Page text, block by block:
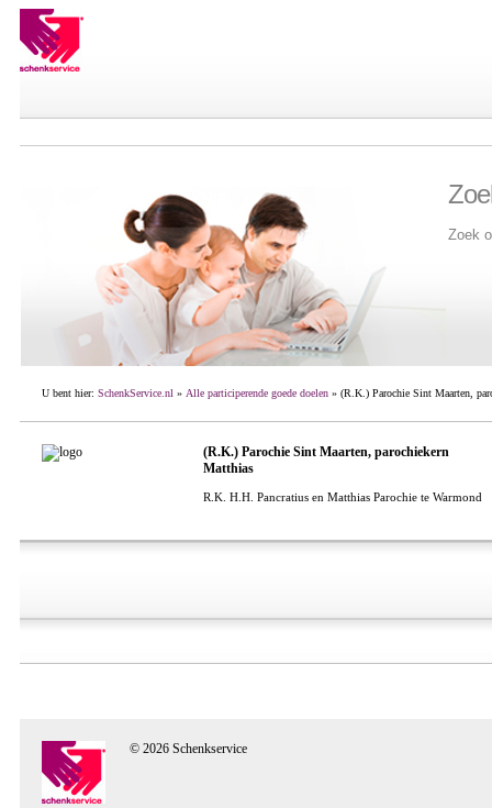
Zoek
U bent hier: SchenkService.nl » Alle participerende goede doelen» (R.K.) Parochie Sint Maarten,
(R.K.) Parochie Sint Maarten, parochiekern
Matthias
R.K. H.H. Pancratius en Matthias Parochie te Warmond
© 2026 Schenkservice